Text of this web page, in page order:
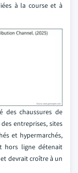
à la course et à
des chaussures de
entreprises, sites
et hypermarchés,
hors ligne détenait
devrait croître à un